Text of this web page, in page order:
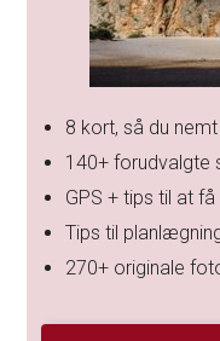
8 kort, så du
140+ forudvalgte
GPS + tips til at
Tips til
270+ originale